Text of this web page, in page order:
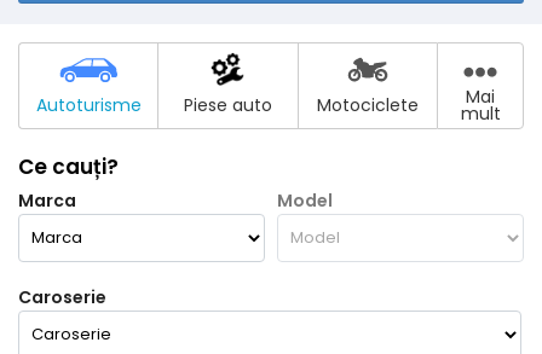
Autoturisme Piese auto Motociclete Mai
mult
Ce cauți?
Marca Model
Caroserie